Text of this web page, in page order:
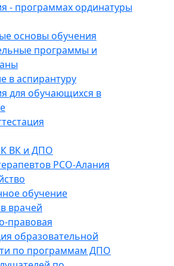
- программах ординатуры
основы обучения
программы и
в аспирантуру
для обучающихся в
ВК и ДПО
РСО-Алания
обучение
врачей
правовая
образовательной
по программам ДПО